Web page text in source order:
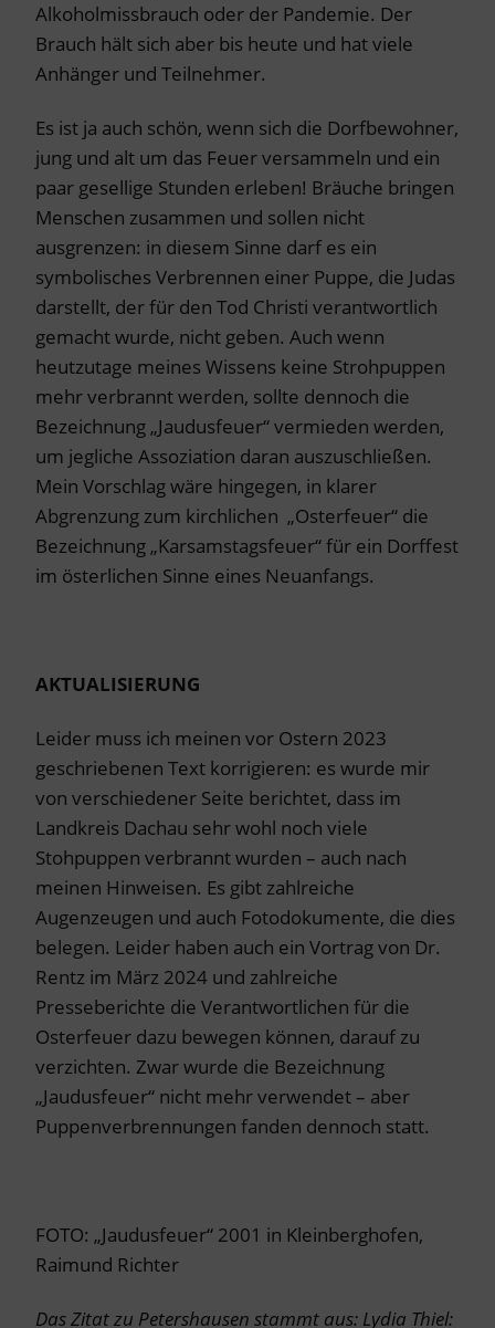
Alkoholmissbrauch oder der Pandemie. Der
Brauch hält sich aber bis heute und hat viele
Anhänger und Teilnehmer.
Es ist ja auch schön, wenn sich die Dorfbewohner,
jung und alt um das Feuer versammeln und ein
paar gesellige Stunden erleben! Bräuche bringen
Menschen zusammen und sollen nicht
ausgrenzen: in diesem Sinne darf es ein
symbolisches Verbrennen einer Puppe, die Judas
darstellt, der für den Tod Christi verantwortlich
gemacht wurde, nicht geben. Auch wenn
heutzutage meines Wissens keine Strohpuppen
mehr verbrannt werden, sollte dennoch die
Bezeichnung „Jaudusfeuer“ vermieden werden,
um jegliche Assoziation daran auszuschließen.
Mein Vorschlag wäre hingegen, in klarer
Abgrenzung zum kirchlichen „Osterfeuer“ die
Bezeichnung „Karsamstagsfeuer“ für ein Dorffest
im österlichen Sinne eines Neuanfangs.
AKTUALISIERUNG
Leider muss ich meinen vor Ostern 2023
geschriebenen Text korrigieren: es wurde mir
von verschiedener Seite berichtet, dass im
Landkreis Dachau sehr wohl noch viele
Stohpuppen verbrannt wurden – auch nach
meinen Hinweisen. Es gibt zahlreiche
Augenzeugen und auch Fotodokumente, die dies
belegen. Leider haben auch ein Vortrag von Dr.
Rentz im März 2024 und zahlreiche
Presseberichte die Verantwortlichen für die
Osterfeuer dazu bewegen können, darauf zu
verzichten. Zwar wurde die Bezeichnung
„Jaudusfeuer“ nicht mehr verwendet – aber
Puppenverbrennungen fanden dennoch statt.
FOTO: „Jaudusfeuer“ 2001 in Kleinberghofen,
Raimund Richter
Das Zitat zu Petershausen stammt aus: Lydia Thiel: